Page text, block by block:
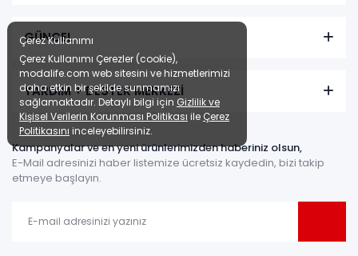
GÜNCEL
YARDIM + DESTEK MERKEZİ
Kampanyalar ve en yeni ürünlerimizden haberiniz olsun,
E-Mail adresinizi haber listemize ücretsiz kaydedin, bizi takip
etmeye başlayın.
Çerez Kullanımı
Çerez Kullanımı Çerezler (cookie),
modalife.com web sitesini ve hizmetlerimizi
daha etkin bir şekilde sunmamızı
sağlamaktadır. Detaylı bilgi için Gizlilik ve
Kişisel Verilerin Korunması Politikası ile Çerez
Politikasını inceleyebilirsiniz.